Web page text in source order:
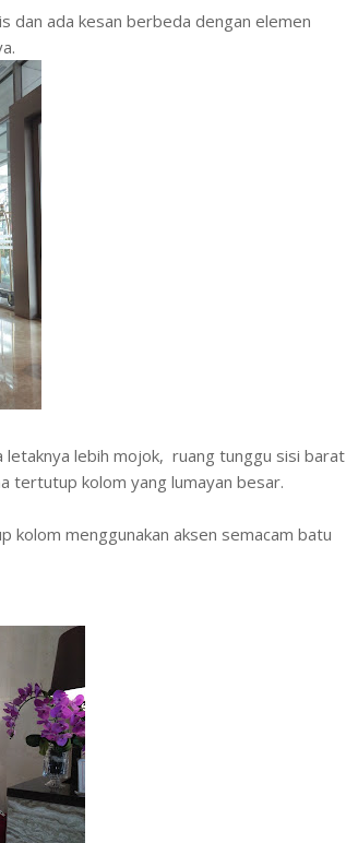
dan ada kesan berbeda dengan elemen
letaknya lebih mojok, ruang tunggu sisi barat
tertutup kolom yang lumayan besar.
kolom menggunakan aksen semacam batu